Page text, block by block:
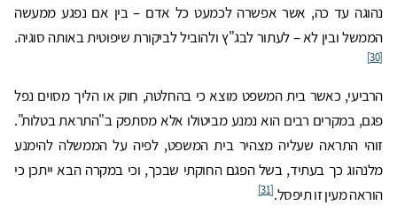
נהוגה עד כה, אשר אפשרה לכמעט כל אדם – בין אם נפגע ממעשה
הממשל ובין לא – לעתור לבג"ץ ולהוביל לביקורת שיפוטית באותה סוגיה.
[30]
הרביעי, כאשר בית המשפט מוצא כי בהחלטה, חוק או הליך מסוים נפל
פגם, במקרים רבים הוא נמנע מביטולו אלא מסתפק ב"התראת בטלות".
זוהי התראה שעליה מצהיר בית המשפט, לפיה על הממשלה להימנע
מלנהוג כך בעתיד, בשל הפגם החוקתי שבכך, וכי במקרה הבא ייתכן כי
הוראה מעין זו תיפסל.[31]